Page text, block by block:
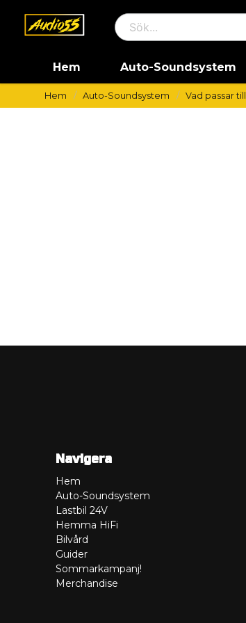
Hem Auto-Soundsystem
Hem Auto-Soundsystem Vad passar
Navigera
Hem
Auto-Soundsystem
Lastbil 24V
Hemma HiFi
Bilvård
Guider
Sommarkampanj!
Merchandise